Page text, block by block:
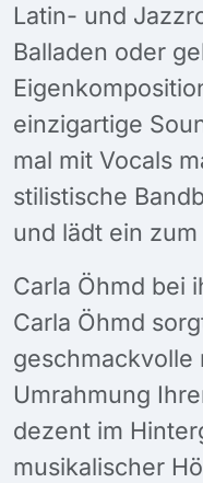
Latin- und
Balladen oder
einzigartige
mal mit Vocals
stilistische
und lädt ein
Carla Öhmd bei
Carla Öhmd
geschmackvolle
Umrahmung
dezent im
musikalischer